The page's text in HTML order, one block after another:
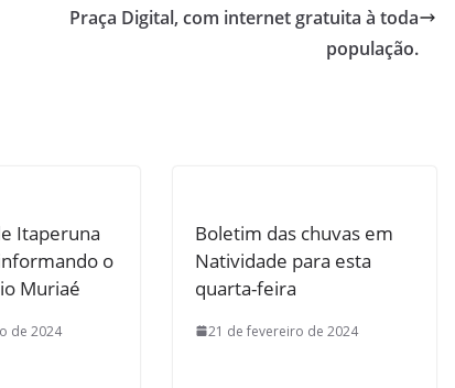
Praça Digital, com internet gratuita à toda
população.
Itaperuna
o
Muriaé
de 2024
Boletim das chuvas em
Natividade para esta
quarta-feira
21 de fevereiro de 2024